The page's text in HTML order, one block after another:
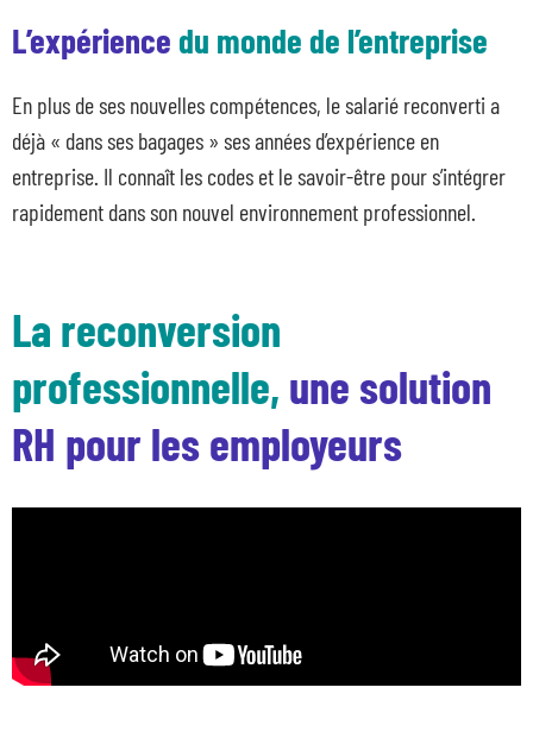
L’expérience du monde de l’entreprise
En plus de ses nouvelles compétences, le salarié reconverti a
déjà « dans ses bagages » ses années d’expérience en
entreprise. Il connaît les codes et le savoir-être pour s’intégrer
rapidement dans son nouvel environnement professionnel.
La reconversion
professionnelle, une solution
RH pour les employeurs